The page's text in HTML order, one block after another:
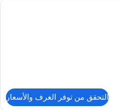
التحقق من توفر الغرف والأسعار